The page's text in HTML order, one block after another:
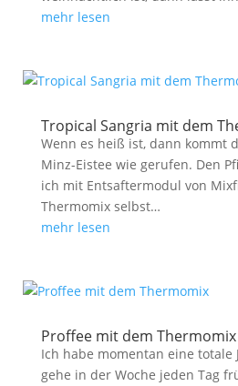
mehr lesen
Tropical Sangria mit dem
Wenn es heiß ist, dann kommt
Minz-Eistee wie gerufen. Den
ich mit Entsaftermodul von
Thermomix selbst…
mehr lesen
Proffee mit dem Thermomix
Ich habe momentan eine totale
gehe in der Woche jeden Tag